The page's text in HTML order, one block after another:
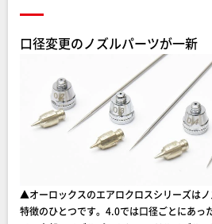
口径変更のノズルパーツが一新
▲オーロックスのエアロクロスシリーズは
特徴のひとつです。4.0では口径ごとにあっ